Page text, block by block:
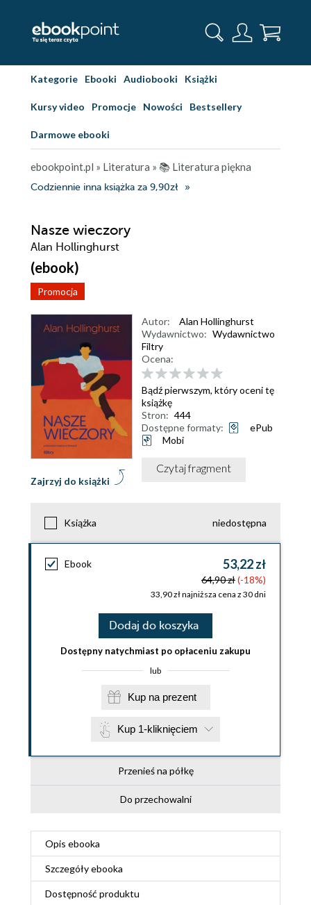
Kategorie Ebooki Audiobooki Książki
Kursy video Promocje Nowości Bestsellery
Darmowe ebooki
ebookpoint.pl » Literatura » 📚 Literatura piękna
Codziennie inna książka za 9,90zł
Nasze wieczory
Alan Hollinghurst
(ebook)
Promocja
Zajrzyj do książki
Autor:
Alan Hollinghurst
Wydawnictwo: Wydawnictwo
Filtry
Ocena:
Bądź pierwszym, który oceni tę
książkę
Stron: 444
Dostępne formaty:
ePub
Mobi
Czytaj fragment
Książka niedostępna
Ebook 53,22 zł
64,90 zł(-18%)
33,90 zł najniższa cena z 30 dni
Dodaj do koszyka
Dostępny natychmiast po opłaceniu zakupu
lub
Kup na prezent
Kup 1-kliknięciem
Przenieś na półkę
Do przechowalni
Opis ebooka
Szczegółyebooka
Dostępność produktu